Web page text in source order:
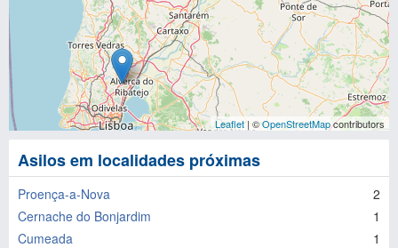
Leaflet| ©OpenStreetMapcontributors
Asilos em localidades próximas
Proença-a-Nova
2
Cernache do Bonjardim
1
Cumeada
1